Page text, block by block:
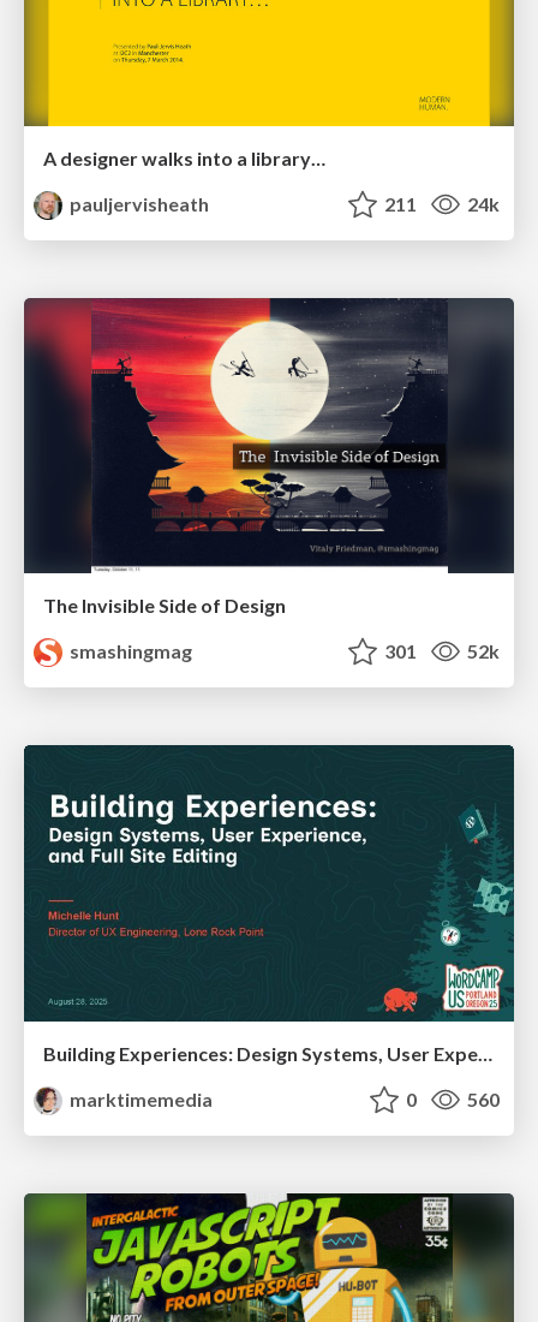
A designer walks into a library…
pauljervisheath
211 24k
The Invisible Side of Design
smashingmag
301 52k
marktimemedia
0 560